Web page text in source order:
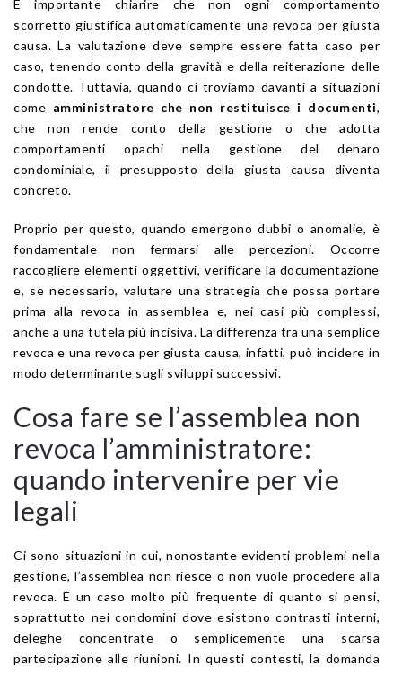
È importante chiarire che non ogni comportamento
scorretto giustifica automaticamente una revoca per giusta
causa. La valutazione deve sempre essere fatta caso per
caso, tenendo conto della gravità e della reiterazione delle
condotte. Tuttavia, quando ci troviamo davanti a situazioni
come amministratore che non restituisce i documenti,
che non rende conto della gestione o che adotta
comportamenti opachi nella gestione del denaro
condominiale, il presupposto della giusta causa diventa
concreto.
Proprio per questo, quando emergono dubbi o anomalie, è
fondamentale non fermarsi alle percezioni. Occorre
raccogliere elementi oggettivi, verificare la documentazione
e, se necessario, valutare una strategia che possa portare
prima alla revoca in assemblea e, nei casi più complessi,
anche a una tutela più incisiva. La differenza tra una semplice
revoca e una revoca per giusta causa, infatti, può incidere in
modo determinante sugli sviluppi successivi.
Cosa fare se l’assemblea non
revoca l’amministratore:
quando intervenire per vie
legali
Ci sono situazioni in cui, nonostante evidenti problemi nella
gestione, l’assemblea non riesce o non vuole procedere alla
revoca. È un caso molto più frequente di quanto si pensi,
soprattutto nei condomini dove esistono contrasti interni,
deleghe concentrate o semplicemente una scarsa
partecipazione alle riunioni. In questi contesti, la domanda